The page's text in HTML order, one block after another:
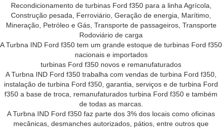
Recondicionamento de turbinas Ford f350 para a linha Agrícola,
Construção pesada, Ferroviário, Geração de energia, Marítimo,
Mineração, Petróleo e Gás, Transporte de passageiros, Transporte
Rodoviário de carga
A Turbna IND Ford f350 tem um grande estoque de turbinas Ford f350
nacionais e importados
turbinas Ford f350 novos e remanufaturados
A Turbna IND Ford f350 trabalha com vendas de turbina Ford f350,
instalação de turbina Ford f350, garantia, serviços e de turbina Ford
f350 a base de troca, remanufaturados turbina Ford f350 e também
de todas as marcas.
A Turbna IND Ford f350 faz parte dos 3% dos locais como oficinas
mecânicas, desmanches autorizados, pátios, entre outros que